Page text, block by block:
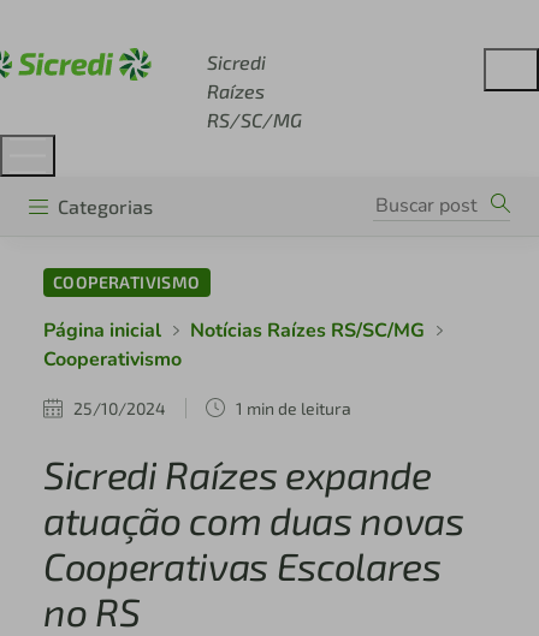
Sicredi
Raízes
RS/SC/MG
Categorias
COOPERATIVISMO
Página inicial
Notícias Raízes RS/SC/MG
Cooperativismo
25/10/2024 1 min de leitura
Sicredi Raízes expande
atuação com duas novas
Cooperativas Escolares
no RS